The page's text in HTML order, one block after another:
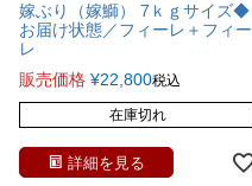
嫁ぶり（嫁鰤） 7ｋｇサイズ◆
お届け状態／フィーレ＋フィー
レ
販売価格 ¥22,800税込
在庫切れ
詳細を見る